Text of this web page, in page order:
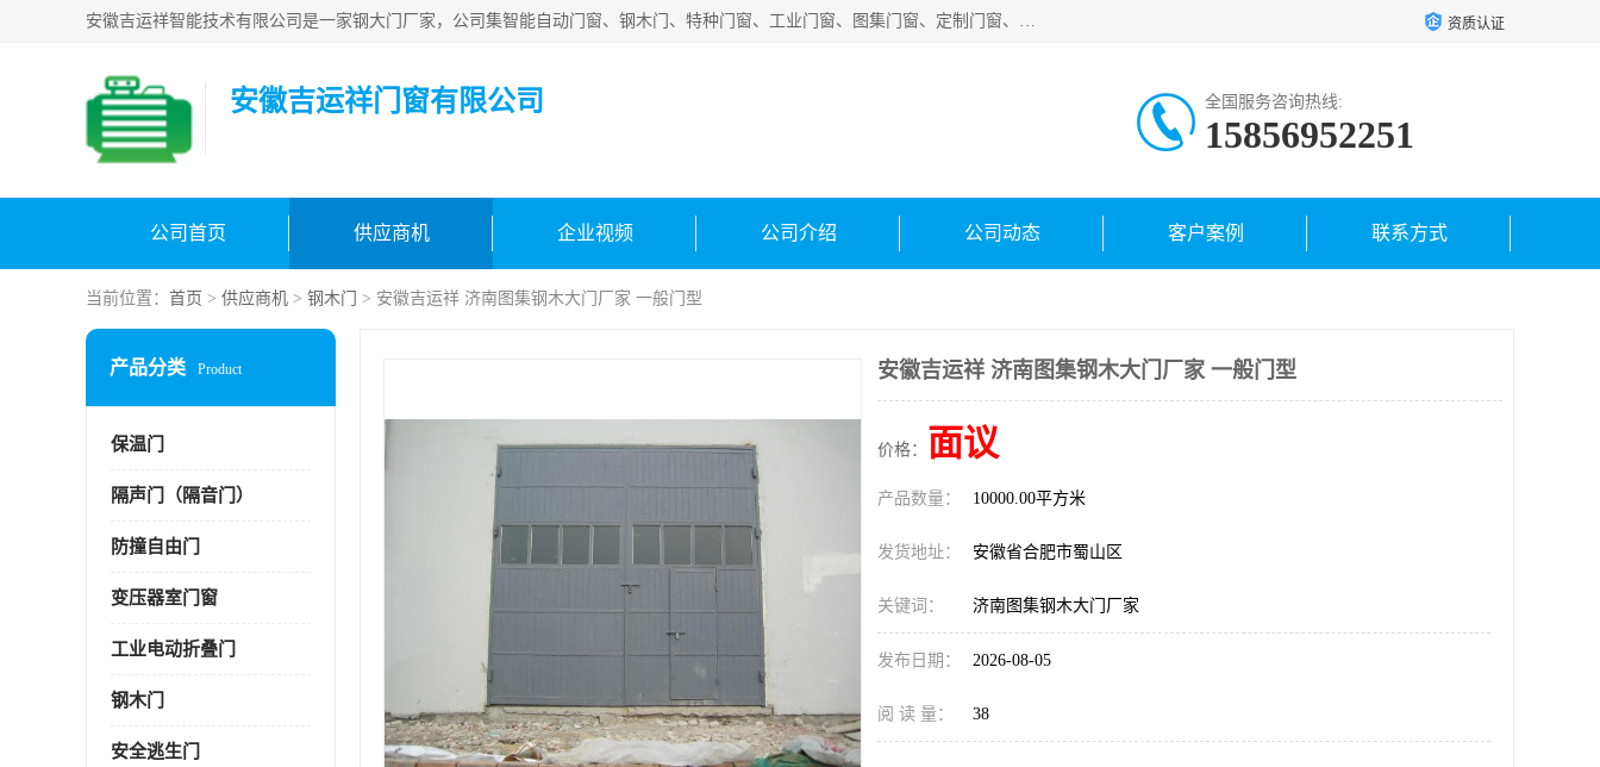
安徽吉运祥智能技术有限公司是一家钢大门厂家，公司集智能自动门窗、钢木门、特种门窗、工业门窗、图集门窗、定制门窗、非标门窗等通道产品的研发设计、制作、安装于一体的综合性、性高新技术企业。 资质认证
安徽吉运祥门窗有限公司 全国服务咨询热线:
15856952251
公司首页 供应商机 企业视频 公司介绍 公司动态 客户案例 联系方式
当前位置： 首页 > 供应商机 > 钢木门 > 安徽吉运祥 济南图集钢木大门厂家 一般门型
产品分类 Product
保温门
隔声门（隔音门）
防撞自由门
变压器室门窗
工业电动折叠门
钢木门
安全逃生门
安徽吉运祥 济南图集钢木大门厂家 一般门型
价格： 面议
产品数量： 10000.00平方米
发货地址： 安徽省合肥市蜀山区
关键词： 济南图集钢木大门厂家
发布日期： 2026-08-05
阅 读 量： 38